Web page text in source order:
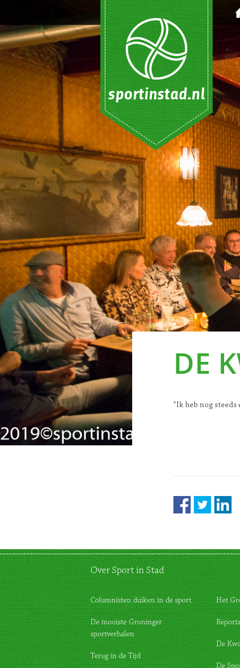
DE
"Ik heb nog
Over Sport in Stad
Columnisten duiken in de sport
De mooiste Groninger
sportverhalen
Terug in de Tijd
Het
De
De